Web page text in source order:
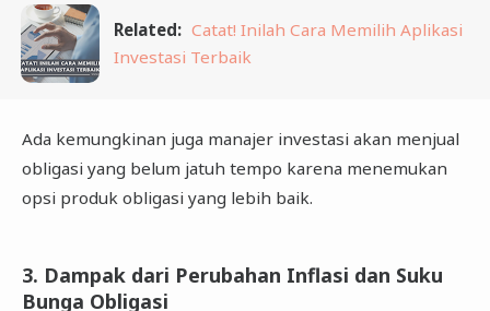
Related: Catat! Inilah Cara Memilih Aplikasi
Investasi Terbaik
Ada kemungkinan juga manajer investasi akan menjual
obligasi yang belum jatuh tempo karena menemukan
opsi produk obligasi yang lebih baik.
3. Dampak dari Perubahan Inflasi dan Suku
Bunga Obligasi